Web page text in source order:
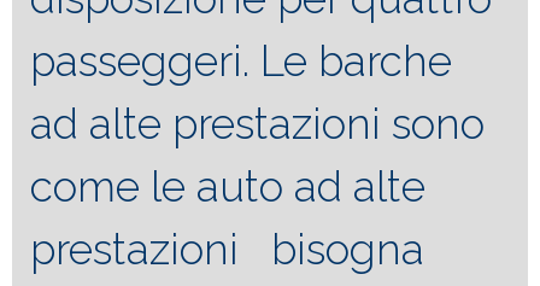
passeggeri. Le barche
ad alte prestazioni sono
come le auto ad alte
prestazioni bisogna